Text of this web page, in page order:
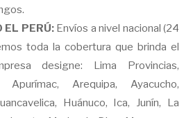
EL PERÚ:Envíos a nivel nacional (24
toda la cobertura que brinda el
designe: Lima Provincias,
Apurímac, Arequipa, Ayacucho,
Huánuco, Ica, Junín, La